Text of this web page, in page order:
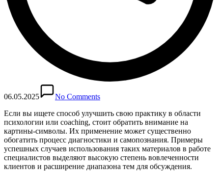
06.05.2025
No Comments
Если вы ищете способ улучшить свою практику в области
психологии или coaching, стоит обратить внимание на
картины-символы. Их применение может существенно
обогатить процесс диагностики и самопознания. Примеры
успешных случаев использования таких материалов в работе
специалистов выделяют высокую степень вовлеченности
клиентов и расширение диапазона тем для обсуждения.